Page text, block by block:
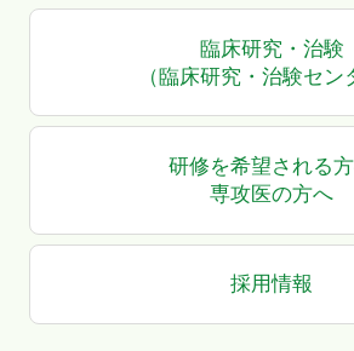
臨床研究・治験
（臨床研究・治験セン
研修を希望される
専攻医の方へ
採用情報